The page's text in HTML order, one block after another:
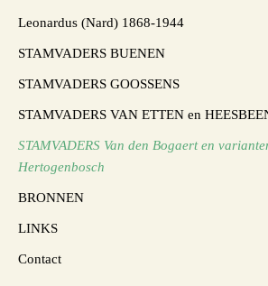
Leonardus (Nard) 1868-1944
STAMVADERS BUENEN
STAMVADERS GOOSSENS
STAMVADERS VAN ETTEN en
STAMVADERS Van den Bogaert en
Hertogenbosch
BRONNEN
LINKS
Contact